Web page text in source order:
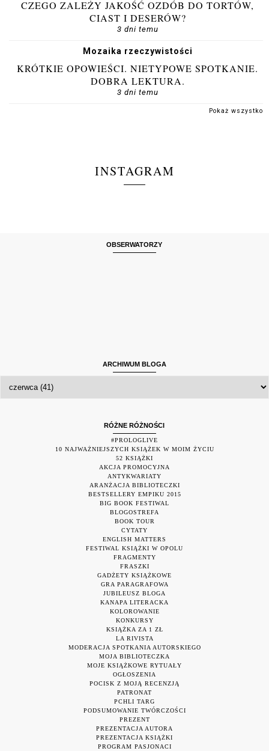
CZEGO ZALEŻY JAKOŚĆ OZDÓB DO TORTÓW,
CIAST I DESERÓW?
3 dni temu
Mozaika rzeczywistości
KRÓTKIE OPOWIEŚCI. NIETYPOWE SPOTKANIE.
DOBRA LEKTURA.
3 dni temu
Pokaż wszystko
INSTAGRAM
OBSERWATORZY
ARCHIWUM BLOGA
RÓŻNE RÓŻNOŚCI
#PROLOGLIVE
10 NAJWAŻNIEJSZYCH KSIĄŻEK W MOIM ŻYCIU
52 KSIĄŻKI
AKCJA PROMOCYJNA
ANTYKWARIATY
ARANŻACJA BIBLIOTECZKI
BESTSELLERY EMPIKU 2015
BIG BOOK FESTIWAL
BLOGOSTREFA
BOOK TOUR
CYTATY
ENGLISH MATTERS
FESTIWAL KSIĄŻKI W OPOLU
FRAGMENTY
FRASZKI
GADŻETY KSIĄŻKOWE
GRA PARAGRAFOWA
JUBILEUSZ BLOGA
KANAPA LITERACKA
KOLOROWANIE
KONKURSY
KSIĄŻKA ZA 1 ZŁ
LA RIVISTA
MODERACJA SPOTKANIA AUTORSKIEGO
MOJA BIBLIOTECZKA
MOJE KSIĄŻKOWE RYTUAŁY
OGŁOSZENIA
POCISK Z MOJĄ RECENZJĄ
PATRONAT
PCHLI TARG
PODSUMOWANIE TWÓRCZOŚCI
PREZENT
PREZENTACJA AUTORA
PREZENTACJA KSIĄŻKI
PROGRAM PASJONACI